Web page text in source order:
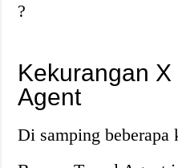
?
Kekurangan
Agent
Di samping